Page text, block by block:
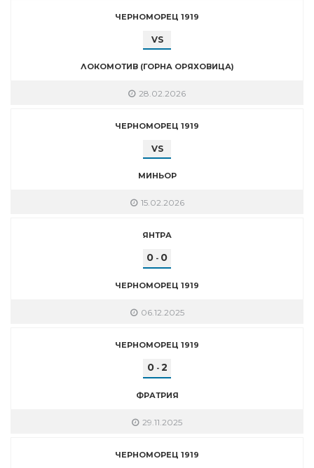
ЧЕРНОМОРЕЦ 1919
VS
ЛОКОМОТИВ (ГОРНА ОРЯХОВИЦА)
28.02.2026
ЧЕРНОМОРЕЦ 1919
VS
МИНЬОР
15.02.2026
ЯНТРА
0 - 0
ЧЕРНОМОРЕЦ 1919
06.12.2025
ЧЕРНОМОРЕЦ 1919
0- 2
ФРАТРИЯ
29.11.2025
ЧЕРНОМОРЕЦ 1919